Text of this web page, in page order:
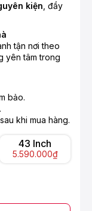
kiện, đầy
tận nơi theo
yên tâm trong
bảo.
khi mua hàng.
43 Inch
5.590.000₫